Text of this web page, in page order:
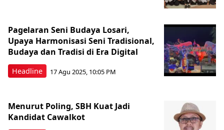
Headline
Pagelaran Seni Budaya Losari,
Upaya Harmonisasi Seni Tradisional,
Budaya dan Tradisi di Era Digital
17 Agu 2025, 10:05 PM
Menurut Poling, SBH Kuat Jadi
Kandidat Cawalkot